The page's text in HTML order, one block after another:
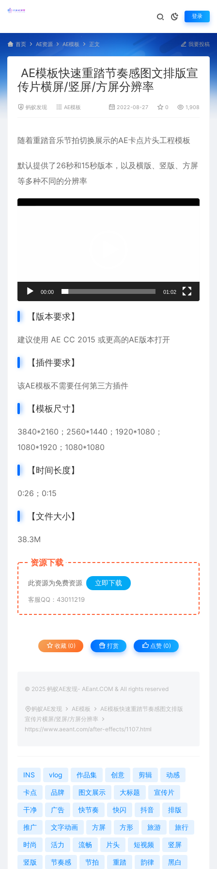
登录
首页 AE资源 AE模板 正文 我要投稿
AE模板快速重踏节奏感图文排版宣
传片横屏/竖屏/方屏分辨率
蚂蚁发现 AE模板 2022-08-27 0 1,908
随着重踏音乐节拍切换展示的AE卡点片头工程模板
默认提供了26秒和15秒版本，以及横版、 竖版 、 方屏
等多种不同的分辨率
视
00:00 01:02
【版本要求】
建议使用 AE CC 2015 或更高的AE版本打开
【插件要求】
该AE模板不需要任何第三方插件
【模板尺寸】
3840*2160；2560*1440；1920*1080；
1080*1920；1080*1080
【时间长度】
0:26；0:15
【文件大小】
38.3M
资源下载
此资源为免费资源 立即下载
客服QQ：43011219
收藏 (0) 打赏 点赞 (0)
© 2025 蚂蚁AE发现- AEant.COM & All rights reserved
蚂蚁AE发现 AE模板
AE模板快速重踏节奏感图文排版
宣传片横屏/竖屏/方屏分辨率
https://www.aeant.com/after-effects/1107.html
INS vlog 作品集 创意 剪辑 动感
卡点 品牌 图文展示 大标题 宣传片
干净 广告 快节奏 快闪 抖音 排版
推广 文字动画 方屏 方形 旅游 旅行
时尚 活力 流畅 片头 短视频 竖屏
竖版 节奏感 节拍 重踏 韵律 黑白